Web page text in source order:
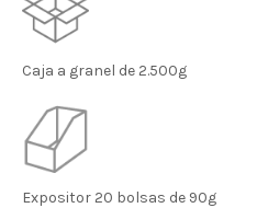
Caja a granel de 2.500g
Expositor 20 bolsas de 90g